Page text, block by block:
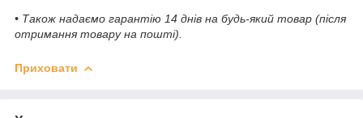
• Також надаємо гарантію 14 днів на будь-який товар (після
отримання товару на пошті).
Приховати